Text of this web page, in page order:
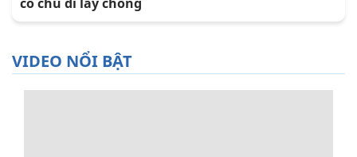
VIDEO NỔI BẬT